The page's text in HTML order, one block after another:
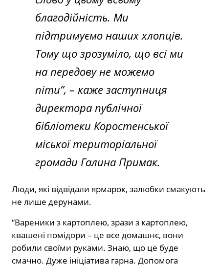
благодійність. Ми
підтримуємо наших хлопців.
Тому що зрозуміло, що всі ми
на передову не можемо
піти”, – каже заступниця
директора публічної
бібліотеки Коростенської
міської територіальної
громади Галина Примак.
Люди, які відвідали ярмарок, залюбки смакують
не лише дерунами.
“Вареники з картоплею, зрази з картоплею,
квашені помідори – це все домашнє, вони
робили своїми руками. Знаю, що це буде
смачно. Дуже ініціатива гарна. Допомога